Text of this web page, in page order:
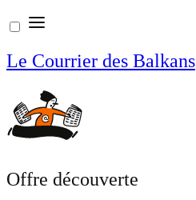
Aller
au
contenu
Le Courrier des Balkans
Offre découverte